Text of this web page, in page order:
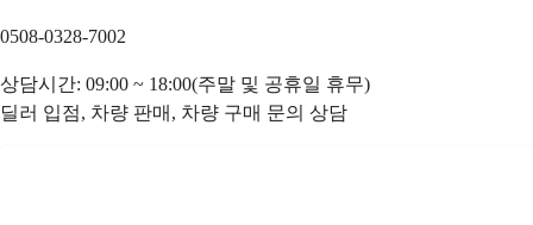
0508-0328-7002
상담시간: 09:00 ~ 18:00(주말 및 공휴일 휴무)
딜러 입점, 차량 판매, 차량 구매 문의 상담